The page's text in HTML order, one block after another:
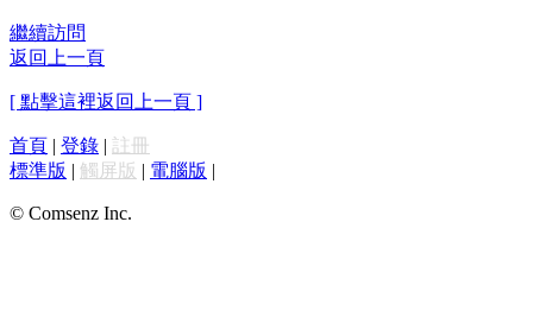
繼續訪問
返回上一頁
[ 點擊這裡返回上一頁 ]
首頁 | 登錄 | 註冊
標準版 | 觸屏版 | 電腦版 |
© Comsenz Inc.